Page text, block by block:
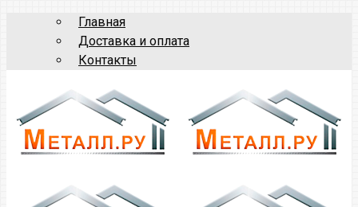
Главная
Доставка и оплата
Контакты